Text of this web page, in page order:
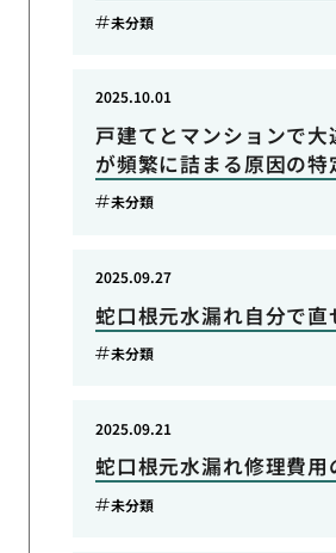
未分類
戸建てとマンションで大
が頻繁に詰まる原因の特
2025.10.01
未分類
蛇口根元水漏れ自分で直
2025.09.27
未分類
蛇口根元水漏れ修理費用
2025.09.21
未分類